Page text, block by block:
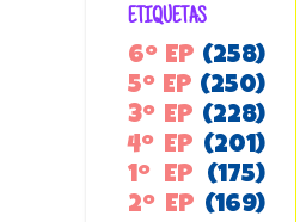
ETIQUETAS
6º EP (258)
5º EP (250)
3º EP (228)
4º EP (201)
1º EP
(175)
2º EP (169)